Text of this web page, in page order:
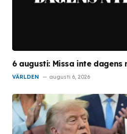
6 augusti: Missa inte dagens
VÄRLDEN augusti 6, 2026